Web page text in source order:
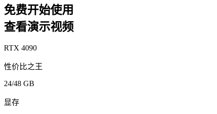
免费开始使用
查看演示视频
RTX 4090
性价比之王
24/48 GB
显存